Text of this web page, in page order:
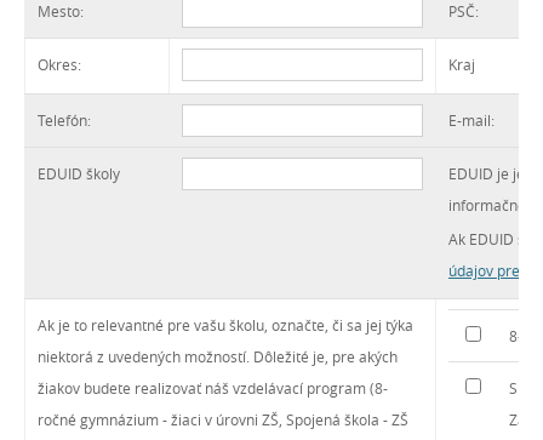
Mesto: PSČ:
Okres: Kraj
Telefón: E-mail:
EDUID školy
EDUID je
Ak EDUID
údajov pre
Ak je to relevantné pre vašu školu, označte, či sa jej týka
niektorá z uvedených možností. Dôležité je, pre akých
žiakov budete realizovať náš vzdelávací program (8-
ročné gymnázium - žiaci v úrovni ZŠ, Spojená škola - ZŠ
8-